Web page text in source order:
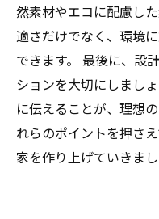
然素材やエコに配慮し
適さだけでなく、環境
できます。 最後に、設
ションを大切にしまし
に伝えることが、理想
れらのポイントを押さ
家を作り上げていきまし